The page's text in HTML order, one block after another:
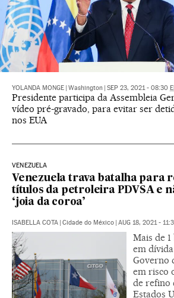
YOLANDA MONGE Washington SEP 23, 2021 - 08:30
Presidente participa da Assembleia
vídeo pré-gravado, para evitar ser
nos EUA
VENEZUELA
Venezuela trava batalha para
títulos da petroleira PDVSA e
‘joia da coroa’
ISABELLA COTA Cidade do México AUG 18, 2021 -
Mais de
em
Governo
em risco
de refino
Estados